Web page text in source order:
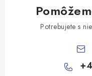
Potrebujete s